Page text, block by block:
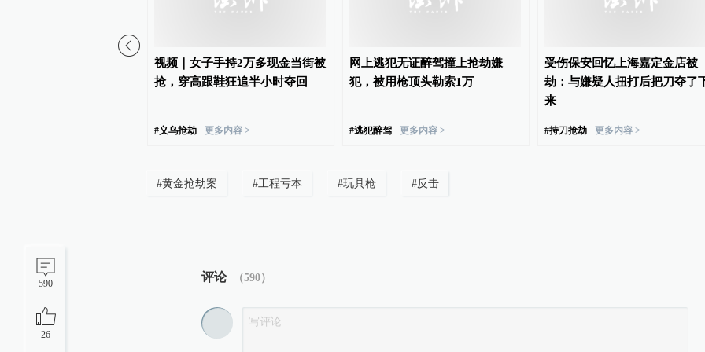
590
26
视频｜女子手持2万多现金当街被
抢，穿高跟鞋狂追半小时夺回
#义乌抢劫 更多内容 >
网上逃犯无证醉驾撞上抢劫嫌
犯，被用枪顶头勒索1万
#逃犯醉驾 更多内容 >
受伤保安回忆上海嘉定金店被
劫：与嫌疑人扭打后把刀夺了
来
#持刀抢劫 更多内容 >
#黄金抢劫案 #工程亏本 #玩具枪 #反击
评论 （590）